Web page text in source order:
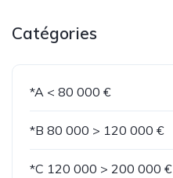
Catégories
*A < 80 000 €
*B 80 000 > 120 000 €
*C 120 000 > 200 000 €